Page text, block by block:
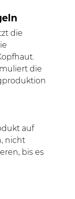
die
die
auf
nicht
bis es